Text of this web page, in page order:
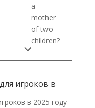
a
mother
of two
children?
игроков в
в 2025 году